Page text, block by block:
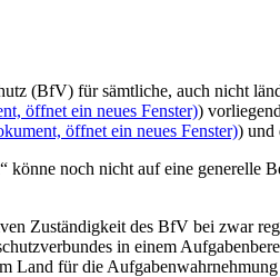
(BfV) für sämtliche, auch nicht
öffnet ein neues Fenster))
öffnet ein neues Fenster)) und
noch nicht auf eine generelle
Zuständigkeit des BfV bei zwar
in einem
Land für die